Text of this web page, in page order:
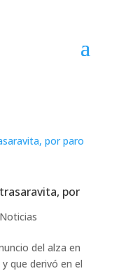
por
Noticias
del alza en
que derivó en el